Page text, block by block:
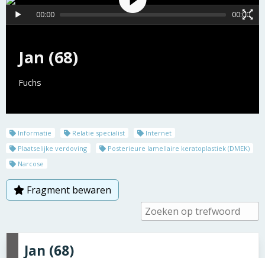
Jan (68)
Fuchs
00:00 00:00
Informatie Relatie specialist
Internet
Plaatselijke verdoving
Posterieure lamellaire keratoplastiek (DMEK)
Narcose
Fragment bewaren
Jan (68)